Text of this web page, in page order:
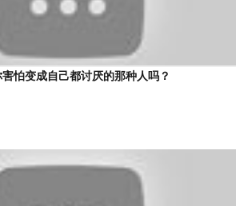
害怕变成自己都讨厌的那种人吗？